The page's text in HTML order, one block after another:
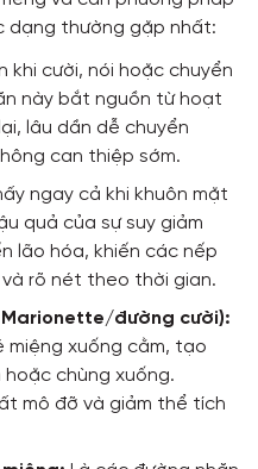
dạng thường gặp nhất:
khi cười, nói hoặc chuyển
này bắt nguồn từ hoạt
lâu dần dễ chuyển
can thiệp sớm.
ngay cả khi khuôn mặt
quả của sự suy giảm
lão hóa, khiến các nếp
rõ nét theo thời gian.
Marionette/đường cười):
miệng xuống cằm, tạo
chùng xuống.
mô đỡ và giảm thể tích